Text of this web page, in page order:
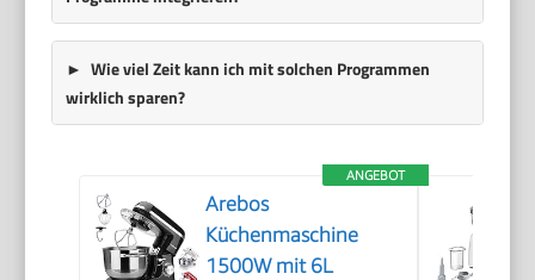
Wie viel Zeit kann ich mit solchen Programmen
wirklich sparen?
ANGEBOT
Arebos
Küchenmaschine
1500W mit 6L